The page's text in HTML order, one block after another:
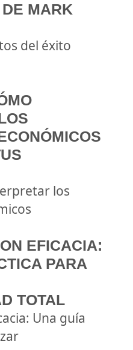
MARK
del éxito
los
EFICACIA:
PARA
TOTAL
Una guía